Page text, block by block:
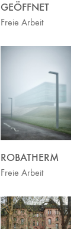
GEÖFFNET
Freie Arbeit
ROBATHERM
Freie Arbeit